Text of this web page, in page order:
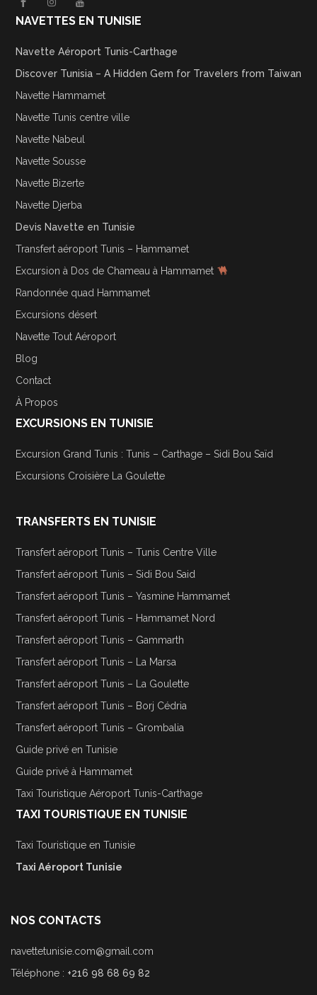
NAVETTES EN TUNISIE
Navette Aéroport Tunis-Carthage
Discover Tunisia – A Hidden Gem for Travelers from Taiwan
Navette Hammamet
Navette Tunis centre ville
Navette Nabeul
Navette Sousse
Navette Bizerte
Navette Djerba
Devis Navette en Tunisie
Transfert aéroport Tunis – Hammamet
Excursion à Dos de Chameau à Hammamet
Randonnée quad Hammamet
Excursions désert
Navette Tout Aéroport
Blog
Contact
À Propos
EXCURSIONS EN TUNISIE
Excursion Grand Tunis : Tunis – Carthage – Sidi Bou Saïd
Excursions Croisière La Goulette
TRANSFERTS EN TUNISIE
Transfert aéroport Tunis – Tunis Centre Ville
Transfert aéroport Tunis – Sidi Bou Said
Transfert aéroport Tunis – Yasmine Hammamet
Transfert aéroport Tunis – Hammamet Nord
Transfert aéroport Tunis – Gammarth
Transfert aéroport Tunis – La Marsa
Transfert aéroport Tunis – La Goulette
Transfert aéroport Tunis – Borj Cédria
Transfert aéroport Tunis – Grombalia
Guide privé en Tunisie
Guide privé à Hammamet
Taxi Touristique Aéroport Tunis-Carthage
TAXI TOURISTIQUE EN TUNISIE
Taxi Touristique en Tunisie
Taxi Aéroport Tunisie
NOS CONTACTS
navettetunisie.com@gmail.com
Téléphone : +216 98 68 69 82